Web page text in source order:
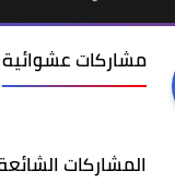
مشاركات عشوائية
المشاركات